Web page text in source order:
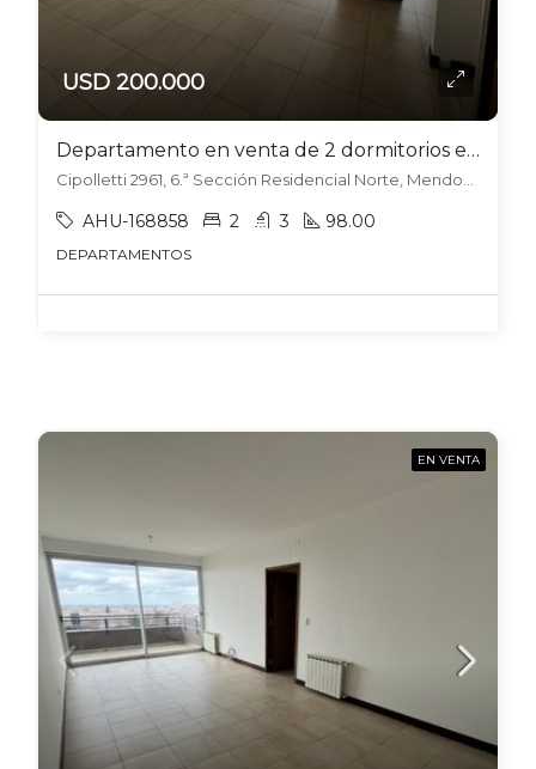
USD 200.000
Departamento en venta de 2 dormitorios en Torres Karakorum – Sexta sección
Cipolletti 2961, 6.ª Sección Residencial Norte, Mendoza
AHU-168858 2 3 98.00
DEPARTAMENTOS
EN VENTA